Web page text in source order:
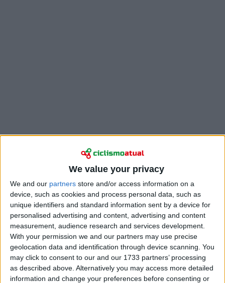
We value your privacy
We and our partners store and/or access information on a
device, such as cookies and process personal data, such as
unique identifiers and standard information sent by a device for
personalised advertising and content, advertising and content
measurement, audience research and services development.
With your permission we and our partners may use precise
geolocation data and identification through device scanning. You
may click to consent to our and our 1733 partners’ processing
as described above. Alternatively you may access more detailed
information and change your preferences before consenting or
foram avançados pelo jornalista
, uma das fontes mais fiáveis no que
toca a mercado de transferências e renovações no
WorldTour. Leitão é o mais experiente dos três e, ao
mesmo tempo, talvez o reforço que mais sentido faz
para 2027 na estrutura da Movistar.
Como se sabe, o novo triénio começou com a partida
da atual temporada de 2026. Os contadores do
Ranking UCI foram reiniciados e, com isso, reabriu-se
a luta para evitar a descida. Na equipa telefónica as
coisas não arrancaram tão bem quanto se esperava. A